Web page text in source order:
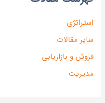
مقالات
و بازاریابی